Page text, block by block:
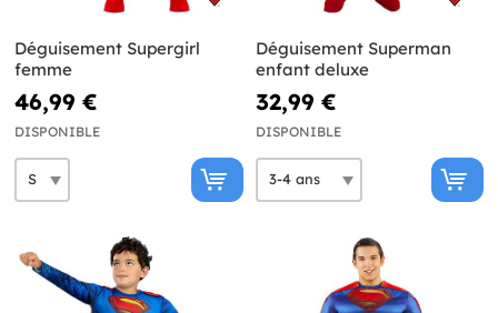
Déguisement Supergirl
femme
46,99 €
DISPONIBLE
Déguisement Superman
enfant deluxe
32,99 €
DISPONIBLE